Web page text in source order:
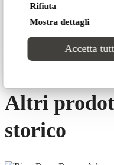
Rifiuta
Mostra dettagli
Accetta
Altri
storico